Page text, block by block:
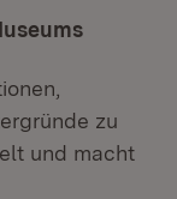
zu
und macht